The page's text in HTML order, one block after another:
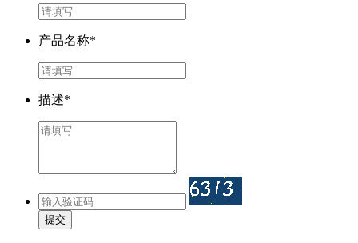
产品名称*
描述*
提交